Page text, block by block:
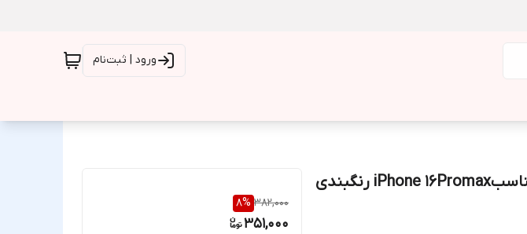
ورود | ثبت‌نام
قاب Sea هولوگرامی آیفون مناسبiPhone 16Promax رنگبندی
382,000
8%
351,000